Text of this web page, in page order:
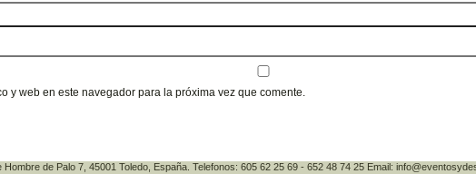
y web en este navegador para la próxima vez que comente.
de Palo 7, 45001 Toledo, España. Telefonos: 605 62 25 69 - 652 48 74 25 Email: